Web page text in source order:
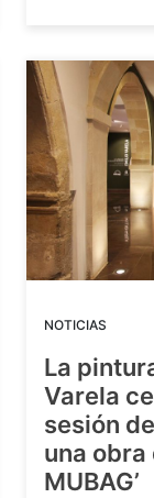
NOTICIAS
La
Varela
sesión
una obra
MUBAG’